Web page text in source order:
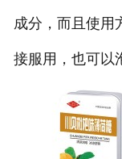
成分，而且使用
接服用，也可以